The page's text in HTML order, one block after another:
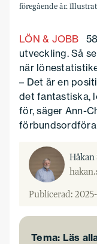
föregående år.
LÖN & JOBB
ut­veck­ling. Så
när
– Det är en
det fantastiska,
för, säger Ann-
Håkan
Publicerad: 2025-
Tema: Läs